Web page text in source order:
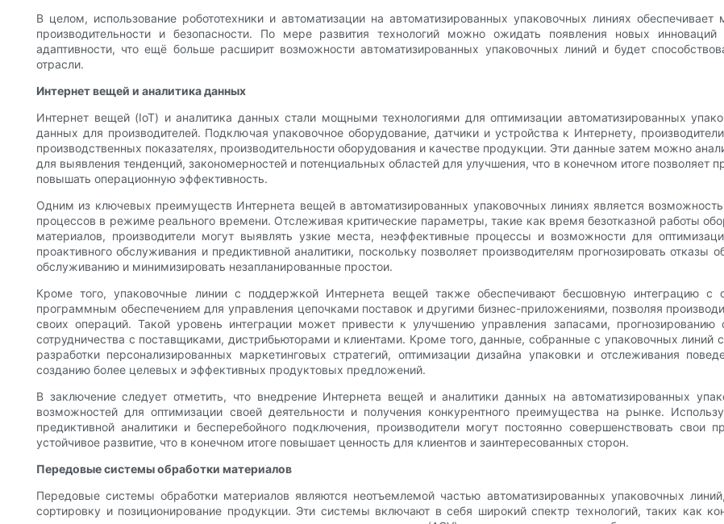
В целом, использование робототехники и автоматизации на автоматизированных упаковочных линиях
производительности и безопасности. По мере развития технологий можно ожидать появления новых инноваций
адаптивности, что ещё больше расширит возможности автоматизированных упаковочных линий и будет
отрасли.
Интернет вещей и аналитика данных
Интернет вещей (IoT) и аналитика данных стали мощными технологиями для оптимизации автоматизированных
данных для производителей. Подключая упаковочное оборудование, датчики и устройства к Интернету,
производственных показателях, производительности оборудования и качестве продукции. Эти данные затем можно
для выявления тенденций, закономерностей и потенциальных областей для улучшения, что в конечном итоге
повышать операционную эффективность.
Одним из ключевых преимуществ Интернета вещей в автоматизированных упаковочных линиях является возможность
процессов в режиме реального времени. Отслеживая критические параметры, такие как время безотказной работы
материалов, производители могут выявлять узкие места, неэффективные процессы и возможности для
проактивного обслуживания и предиктивной аналитики, поскольку позволяет производителям прогнозировать отказы
обслуживанию и минимизировать незапланированные простои.
Кроме того, упаковочные линии с поддержкой Интернета вещей также обеспечивают бесшовную интеграцию с
программным обеспечением для управления цепочками поставок и другими бизнес-приложениями, позволяя
своих операций. Такой уровень интеграции может привести к улучшению управления запасами,
сотрудничества с поставщиками, дистрибьюторами и клиентами. Кроме того, данные, собранные с упаковочных
разработки персонализированных маркетинговых стратегий, оптимизации дизайна упаковки и отслеживания
созданию более целевых и эффективных продуктовых предложений.
В заключение следует отметить, что внедрение Интернета вещей и аналитики данных на автоматизированных
возможностей для оптимизации своей деятельности и получения конкурентного преимущества на рынке.
предиктивной аналитики и бесперебойного подключения, производители могут постоянно совершенствовать свои
устойчивое развитие, что в конечном итоге повышает ценность для клиентов и заинтересованных сторон.
Передовые системы обработки материалов
Передовые системы обработки материалов являются неотъемлемой частью автоматизированных упаковочных
сортировку и позиционирование продукции. Эти системы включают в себя широкий спектр технологий, таких как